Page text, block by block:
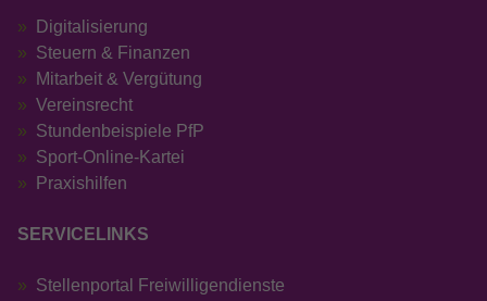
Digitalisierung
Steuern & Finanzen
Mitarbeit & Vergütung
Vereinsrecht
Stundenbeispiele PfP
Sport-Online-Kartei
Praxishilfen
SERVICELINKS
Stellenportal Freiwilligendienste
Anbieter
Laufzeit 13 Monate
Zweck
Wird verwendet, um den Sitzungsstatus zu
erhalten.